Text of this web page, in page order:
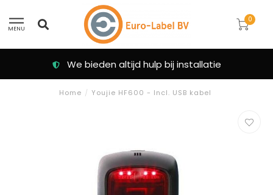
MENU
0
We bieden altijd hulp bij installatie
Home / Youjie HF600 - Incl. USB kabel